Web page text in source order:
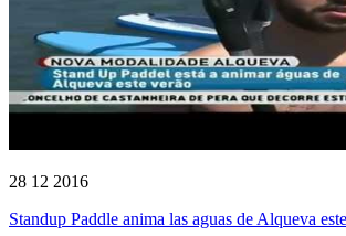
28 12 2016
Standup Paddle anima las aguas de Alqueva